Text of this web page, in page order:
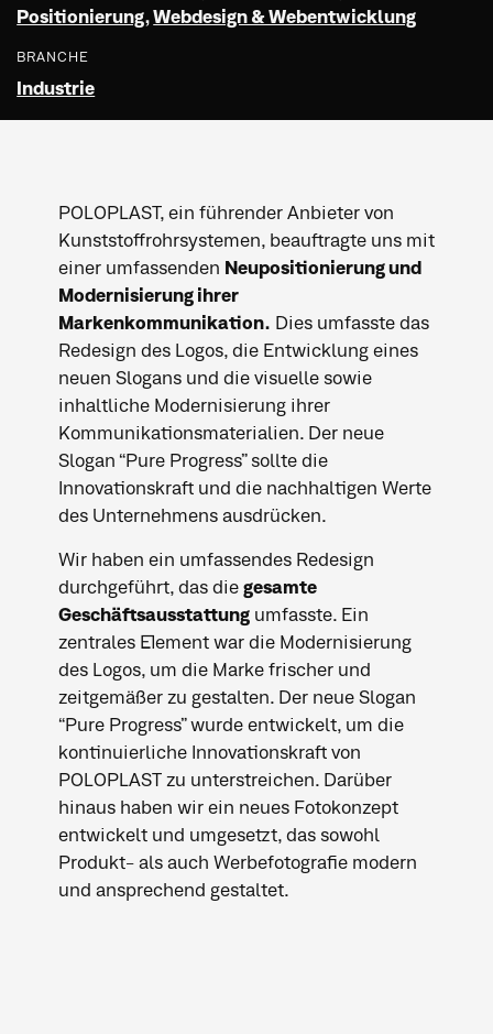
Positionierung,Webdesign & Webentwicklung
BRANCHE
Industrie
POLOPLAST, ein führender Anbieter von
Kunststoffrohrsystemen, beauftragte uns mit
einer umfassenden Neupositionierung und
Modernisierung ihrer
Markenkommunikation. Dies umfasste das
Redesign des Logos, die Entwicklung eines
neuen Slogans und die visuelle sowie
inhaltliche Modernisierung ihrer
Kommunikationsmaterialien. Der neue
Slogan “Pure Progress” sollte die
Innovationskraft und die nachhaltigen Werte
des Unternehmens ausdrücken.
Wir haben ein umfassendes Redesign
durchgeführt, das die gesamte
Geschäftsausstattungumfasste. Ein
zentrales Element war die Modernisierung
des Logos, um die Marke frischer und
zeitgemäßer zu gestalten. Der neue Slogan
“Pure Progress” wurde entwickelt, um die
kontinuierliche Innovationskraft von
POLOPLAST zu unterstreichen. Darüber
hinaus haben wir ein neues Fotokonzept
entwickelt und umgesetzt, das sowohl
Produkt- als auch Werbefotografie modern
und ansprechend gestaltet.